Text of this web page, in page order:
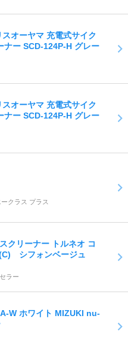
オーヤマ 充電式サイク
ナー SCD-124P-H グレー
オーヤマ 充電式サイク
ナー SCD-124P-H グレー
クラス プラス
クリーナー トルネオ コ
シフォンベージュ
ラー
W ホワイト MIZUKI nu-